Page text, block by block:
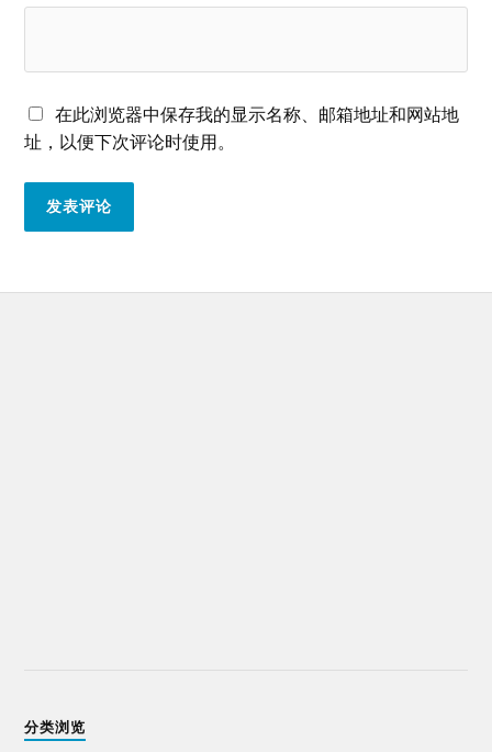
在此浏览器中保存我的显示名称、邮箱地址和网站地
址，以便下次评论时使用。
分类浏览